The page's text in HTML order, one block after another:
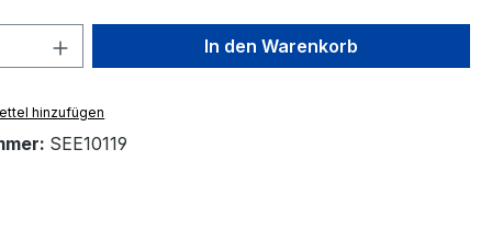
Gib den gewünschten Wert
In den Warenkorb
hinzufügen
SEE10119